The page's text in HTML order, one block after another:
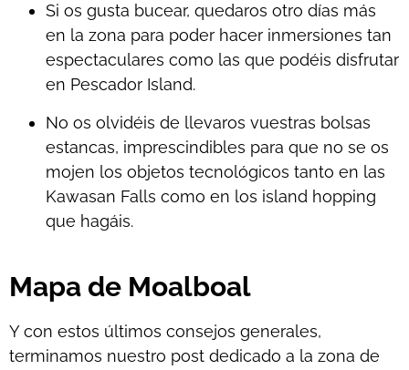
Si os gusta bucear, quedaros otro días más
en la zona para poder hacer inmersiones tan
espectaculares como las que podéis disfrutar
en Pescador Island.
No os olvidéis de llevaros vuestras bolsas
estancas, imprescindibles para que no se os
mojen los objetos tecnológicos tanto en las
Kawasan Falls como en los island hopping
que hagáis.
Mapa de Moalboal
Y con estos últimos consejos generales,
terminamos nuestro post dedicado a la zona de